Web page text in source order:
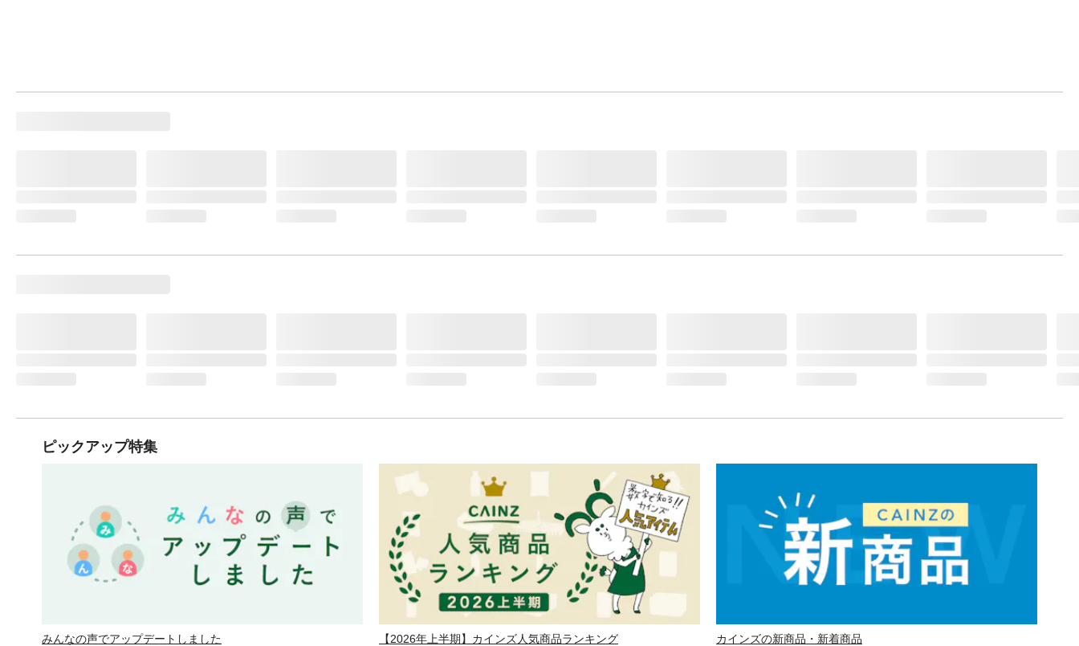
ピックアップ特集
みんなの声でアップデートしました 【2026年上半期】カインズ人気商品ランキング カインズの新商品・新着商品